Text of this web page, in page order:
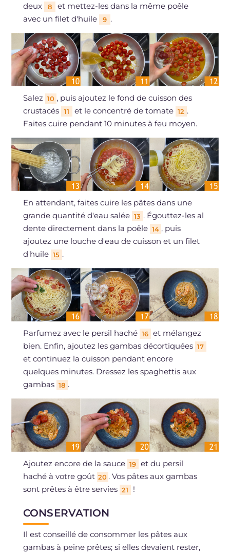
deux 8
et mettez-les dans la même poêle
avec un filet d'huile
9 .
Salez 10 , puis ajoutez le fond de cuisson des
crustacés
11 et le concentré de tomate 12 .
Faites cuire pendant 10 minutes à feu moyen.
En attendant, faites cuire les pâtes dans une
grande quantité d'eau salée 13 . Égouttez-les al
dente directement dans la poêle 14 , puis
ajoutez une louche d'eau de cuisson et un filet
d'huile 15 .
Parfumez avec le persil haché 16 et mélangez
bien. Enfin, ajoutez les gambas décortiquées 17
et continuez la cuisson pendant encore
quelques minutes. Dressez les spaghettis aux
gambas 18 .
Ajoutez encore de la sauce 19 et du persil
haché à votre goût 20 . Vos pâtes aux gambas
sont prêtes à être servies 21 !
CONSERVATION
Il est conseillé de consommer les pâtes aux
gambas à peine prêtes; si elles devaient rester,